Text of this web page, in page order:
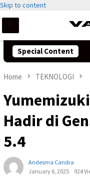
Skip to content
Special Content
Home TEKNOLOGI
Hadir di
5.4
Andesma Candra
January 6, 2025
924